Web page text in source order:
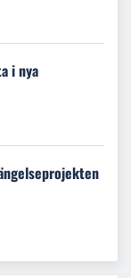
i nya